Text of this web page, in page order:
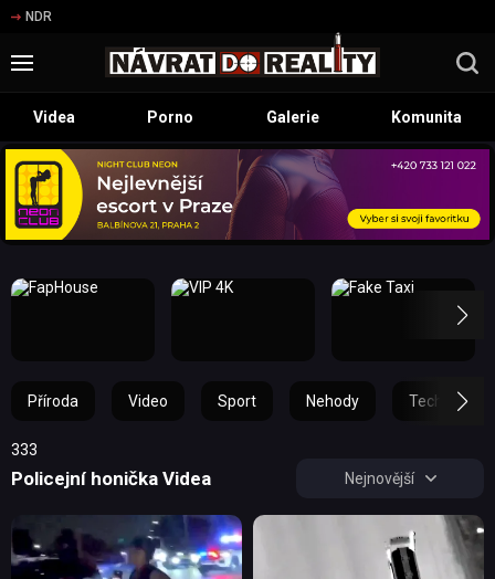
NDR
Videa Porno Galerie Komunita
Příroda Video Sport Nehody Technika
333
Policejní honička Videa Nejnovější